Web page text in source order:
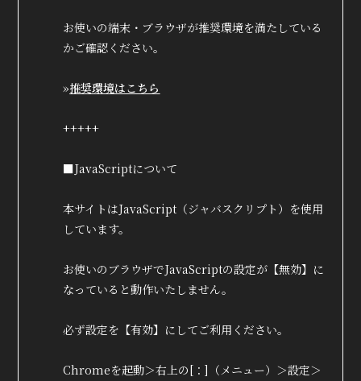
お使いの端末・ブラウザが推奨環境を満たしている
かご確認ください。
»推奨環境はこちら
+++++
■JavaScriptについて
本サイトはJavaScript（ジャバスクリプト）を使用
しています。
お使いのブラウザでJavaScriptの設定が【無効】に
なっていると動作いたしません。
必ず設定を【有効】にしてご利用ください。
Chromeを起動＞右上の[：]（メニュー）＞設定＞